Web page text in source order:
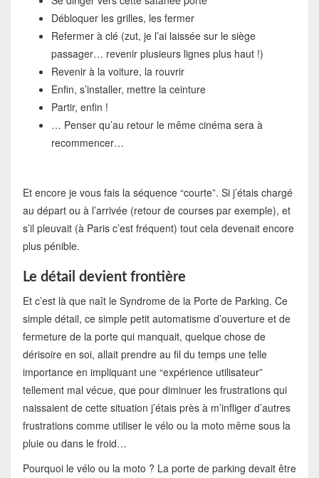
Débloquer les grilles, les fermer
Refermer à clé (zut, je l’ai laissée sur le siège
passager… revenir plusieurs lignes plus haut !)
Revenir à la voiture, la rouvrir
Enfin, s’installer, mettre la ceinture
Partir, enfin !
… Penser qu’au retour le même cinéma sera à
recommencer…
Et encore je vous fais la séquence “courte”. Si j’étais chargé
au départ ou à l’arrivée (retour de courses par exemple), et
s’il pleuvait (à Paris c’est fréquent) tout cela devenait encore
plus pénible.
Le détail devient frontière
Et c’est là que naît le Syndrome de la Porte de Parking. Ce
simple détail, ce simple petit automatisme d’ouverture et de
fermeture de la porte qui manquait, quelque chose de
dérisoire en soi, allait prendre au fil du temps une telle
importance en impliquant une “expérience utilisateur”
tellement mal vécue, que pour diminuer les frustrations qui
naissaient de cette situation j’étais près à m’infliger d’autres
frustrations comme utiliser le vélo ou la moto même sous la
pluie ou dans le froid…
Pourquoi le vélo ou la moto ? La porte de parking devait être